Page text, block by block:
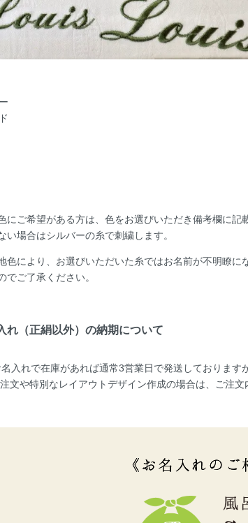
にご希望がある方は、色をお選びいただき備考欄に記
い場合はシルバーの糸で刺繍します。
色により、お選びいただいた糸ではお名前が不明瞭に
でご了承ください。
れ（正絹以外）の納期について
入れで在庫があれば通常3営業日で発送しております
文や特別なレイアウトデザイン作成の場合は、ご注